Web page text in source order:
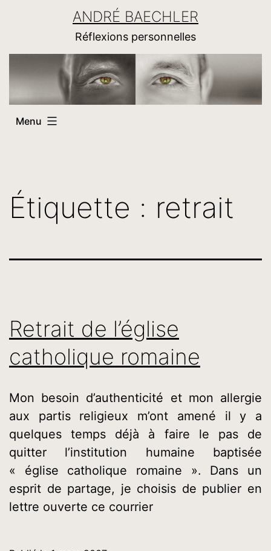
ANDRÉ BAECHLER
Réflexions personnelles
Menu
Étiquette : retrait
Retrait de l’église
catholique romaine
Mon besoin d’authenticité et mon allergie
aux partis religieux m’ont amené il y a
quelques temps déjà à faire le pas de
quitter l’institution humaine baptisée
« église catholique romaine ». Dans un
esprit de partage, je choisis de publier en
lettre ouverte ce courrier